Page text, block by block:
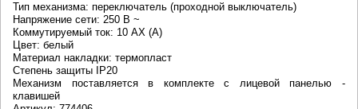
Тип механизма: переключатель (проходной выключатель)
Напряжение сети: 250 В ~
Коммутируемый ток: 10 АХ (А)
Цвет: белый
Материал накладки: термопласт
Степень защиты IP20
Механизм поставляется в комплекте с лицевой панелью -
клавишей